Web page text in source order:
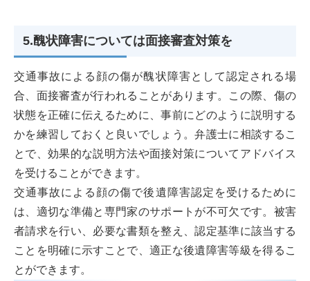
5.醜状障害については面接審査対策を
交通事故による顔の傷が醜状障害として認定される場
合、面接審査が行われることがあります。この際、傷の
状態を正確に伝えるために、事前にどのように説明する
かを練習しておくと良いでしょう。弁護士に相談するこ
とで、効果的な説明方法や面接対策についてアドバイス
を受けることができます。
交通事故による顔の傷で後遺障害認定を受けるために
は、適切な準備と専門家のサポートが不可欠です。被害
者請求を行い、必要な書類を整え、認定基準に該当する
ことを明確に示すことで、適正な後遺障害等級を得るこ
とができます。